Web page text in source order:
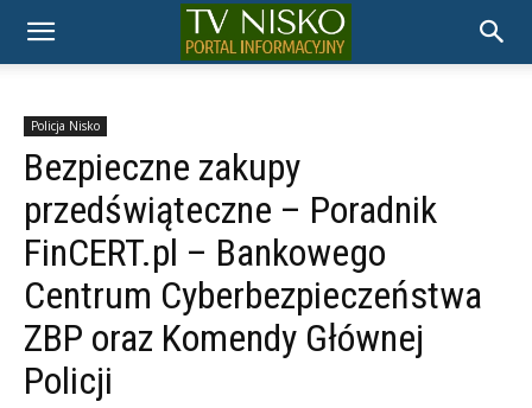
TELEWIZJA
NISKO
Policja Nisko
Bezpieczne zakupy
przedświąteczne – Poradnik
FinCERT.pl – Bankowego
Centrum Cyberbezpieczeństwa
ZBP oraz Komendy Głównej
Policji